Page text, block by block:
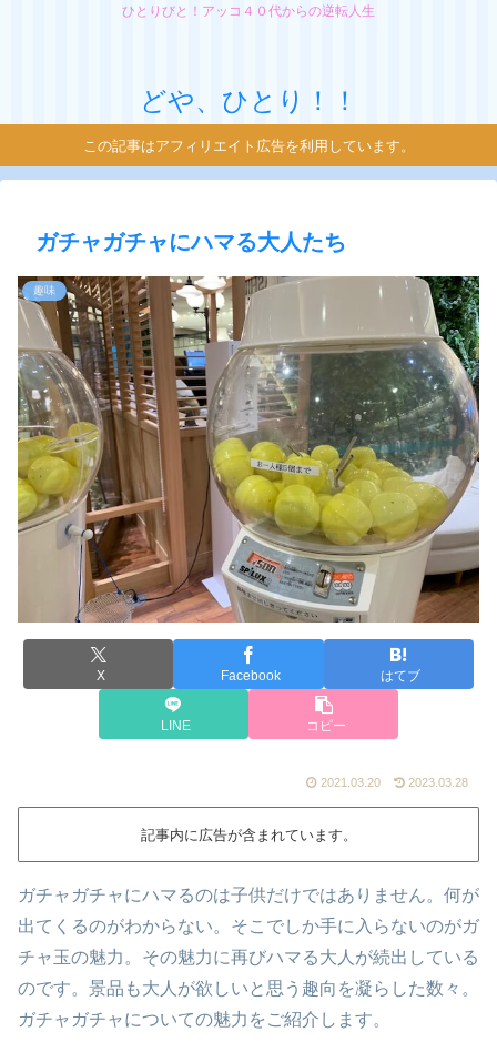
ひとりびと！アッコ４０代からの逆転人生
どや、ひとり！！
この記事はアフィリエイト広告を利用しています。
ガチャガチャにハマる大人たち
趣味
X Facebook はてブ
LINE コピー
2021.03.20 2023.03.28
記事内に広告が含まれています。
ガチャガチャにハマるのは子供だけではありません。何が
出てくるのがわからない。そこでしか手に入らないのがガ
チャ玉の魅力。その魅力に再びハマる大人が続出している
のです。景品も大人が欲しいと思う趣向を凝らした数々。
ガチャガチャについての魅力をご紹介します。